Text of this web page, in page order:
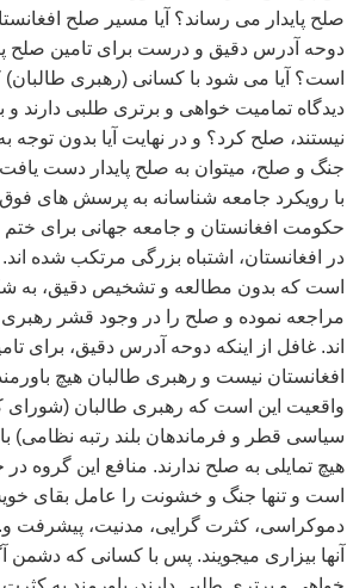
صلح پایدار می رساند؟ آیا مسیر صلح
دوحه آدرس دقیق و درست برای تامین صلح
است؟ آیا می شود با کسانی (رهبری طالبان)
دیدگاه تمامیت خواهی و برتری طلبی دارند و
نیستند، صلح کرد؟ و در نهایت آیا بدون توجه
جنگ و صلح، میتوان به صلح پایدار دست
با رویکرد جامعه شناسانه به پرسش های
حکومت افغانستان و جامعه جهانی برای ختم
در افغانستان، اشتباه بزرگی مرتکب شده اند.
است که بدون مطالعه و تشخیص دقیق، به
مراجعه نموده و صلح را در وجود قشر
اند. غافل از اینکه دوحه آدرس دقیق، برای
افغانستان نیست و رهبری طالبان هیچ
واقعیت این است که رهبری طالبان (شورای
سیاسی قطر و فرماندهان بلند رتبه نظامی) با
هیچ تمایلی به صلح ندارند. منافع این گروه
است و تنها جنگ و خشونت را عامل بقای خویش
دموکراسی، کثرت گرایی، مدنیت، پیشرفت
آنها بیزاری میجویند. پس با کسانی که دشمن